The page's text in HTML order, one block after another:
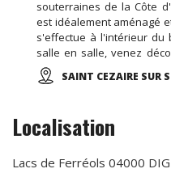
souterraines de la Côte
est idéalement aménagé
s'effectue à l'intérieur du
salle en salle, venez
spectaculaires d'un
en valeur par un éclairage
SAINT CEZAIRE SUR
Localisation
Lacs de Ferréols 04000